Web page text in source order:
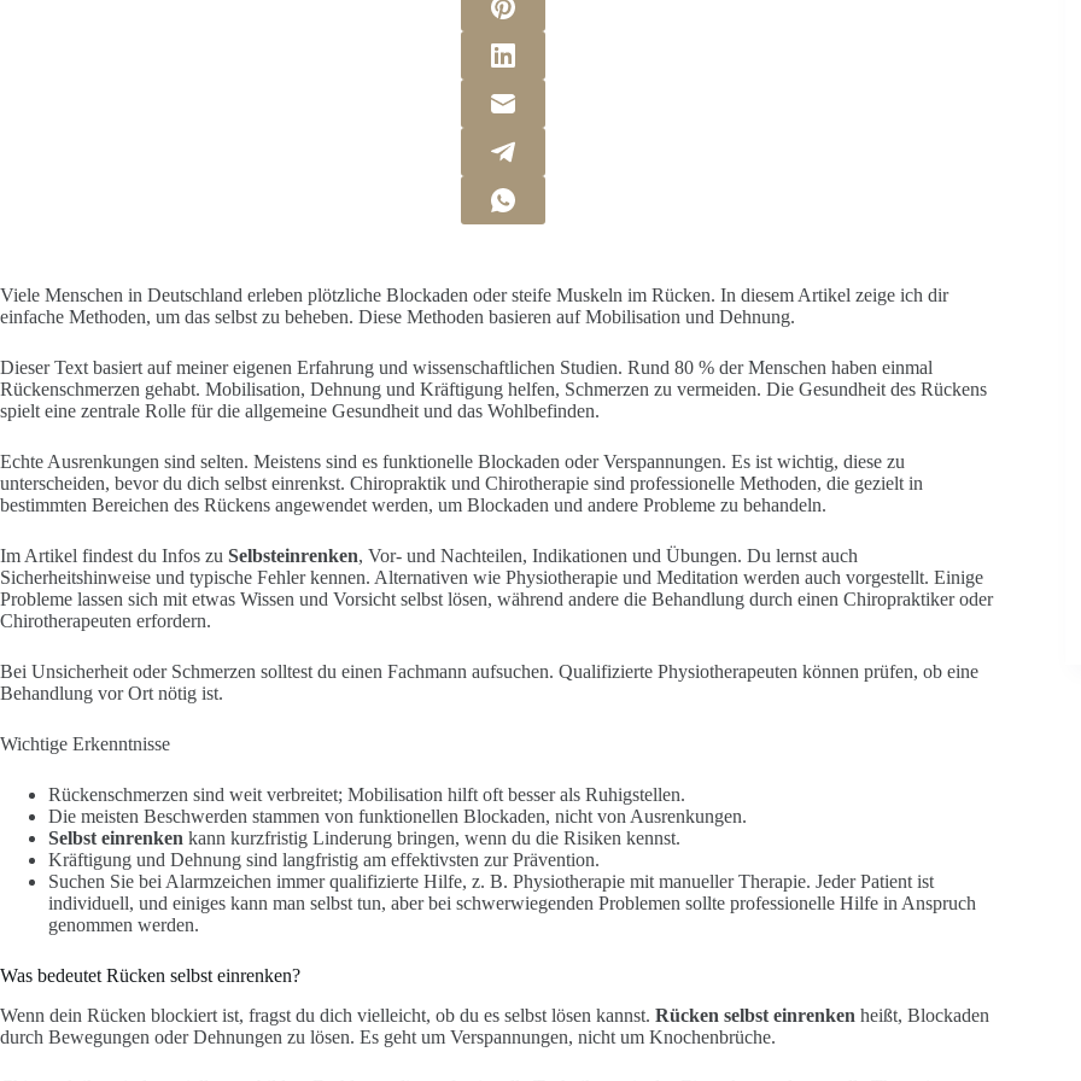
Viele Menschen in Deutschland erleben plötzliche Blockaden oder steife Muskeln im Rücken. In diesem Artikel zeige ich dir
einfache Methoden, um das selbst zu beheben. Diese Methoden basieren auf Mobilisation und Dehnung.
Dieser Text basiert auf meiner eigenen Erfahrung und wissenschaftlichen Studien. Rund 80 % der Menschen haben einmal
Rückenschmerzen gehabt. Mobilisation, Dehnung und Kräftigung helfen, Schmerzen zu vermeiden. Die Gesundheit des Rückens
spielt eine zentrale Rolle für die allgemeine Gesundheit und das Wohlbefinden.
Echte Ausrenkungen sind selten. Meistens sind es funktionelle Blockaden oder Verspannungen. Es ist wichtig, diese zu
unterscheiden, bevor du dich selbst einrenkst. Chiropraktik und Chirotherapie sind professionelle Methoden, die gezielt in
bestimmten Bereichen des Rückens angewendet werden, um Blockaden und andere Probleme zu behandeln.
Im Artikel findest du Infos zu Selbsteinrenken, Vor- und Nachteilen, Indikationen und Übungen. Du lernst auch
Sicherheitshinweise und typische Fehler kennen. Alternativen wie Physiotherapie und Meditation werden auch vorgestellt. Einige
Probleme lassen sich mit etwas Wissen und Vorsicht selbst lösen, während andere die Behandlung durch einen Chiropraktiker oder
Chirotherapeuten erfordern.
Bei Unsicherheit oder Schmerzen solltest du einen Fachmann aufsuchen. Qualifizierte Physiotherapeuten können prüfen, ob eine
Behandlung vor Ort nötig ist.
Wichtige Erkenntnisse
Rückenschmerzen sind weit verbreitet; Mobilisation hilft oft besser als Ruhigstellen.
Die meisten Beschwerden stammen von funktionellen Blockaden, nicht von Ausrenkungen.
Selbst einrenken kann kurzfristig Linderung bringen, wenn du die Risiken kennst.
Kräftigung und Dehnung sind langfristig am effektivsten zur Prävention.
Suchen Sie bei Alarmzeichen immer qualifizierte Hilfe, z. B. Physiotherapie mit manueller Therapie. Jeder Patient ist
individuell, und einiges kann man selbst tun, aber bei schwerwiegenden Problemen sollte professionelle Hilfe in Anspruch
genommen werden.
Was bedeutet Rücken selbst einrenken?
Wenn dein Rücken blockiert ist, fragst du dich vielleicht, ob du es selbst lösen kannst. Rücken selbst einrenken heißt, Blockaden
durch Bewegungen oder Dehnungen zu lösen. Es geht um Verspannungen, nicht um Knochenbrüche.